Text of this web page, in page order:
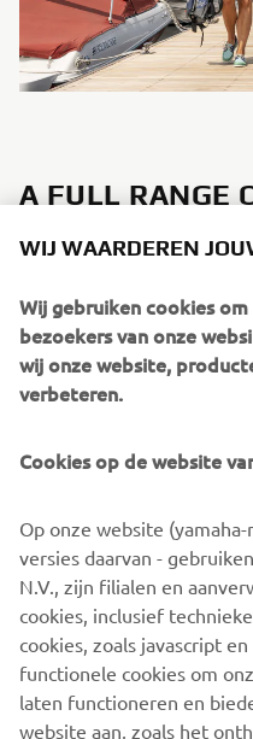
A FULL RANGE
BOATING
With its existing Electric
and M26, Yamaha further
offering for environment-
multitude of purposes –
anywhere, regardless if it's
joy to a day out on the
Check our 2020 Electric
WIJ WAARDEREN
Wij gebruiken cookies om
wij onze website,
verbeteren.
Cookies op de website
Op onze website
N.V., zijn filialen en
cookies, inclusief
cookies, zoals javascript
functionele cookies om
laten functioneren en
website aan, zoals het
en taalvoorkeuren. We
om gebruikersstatistieken